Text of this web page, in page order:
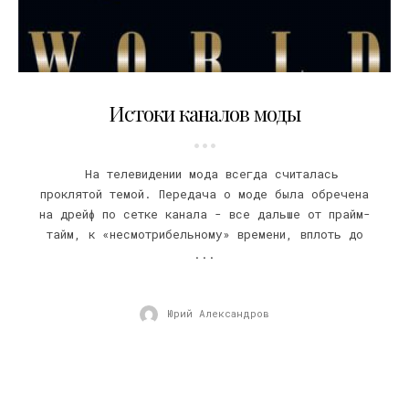
Истоки каналов моды
На телевидении мода всегда считалась
проклятой темой. Передача о моде была обречена
на дрейф по сетке канала - все дальше от прайм-
тайм, к «несмотрибельному» времени, вплоть до
...
Юрий Александров